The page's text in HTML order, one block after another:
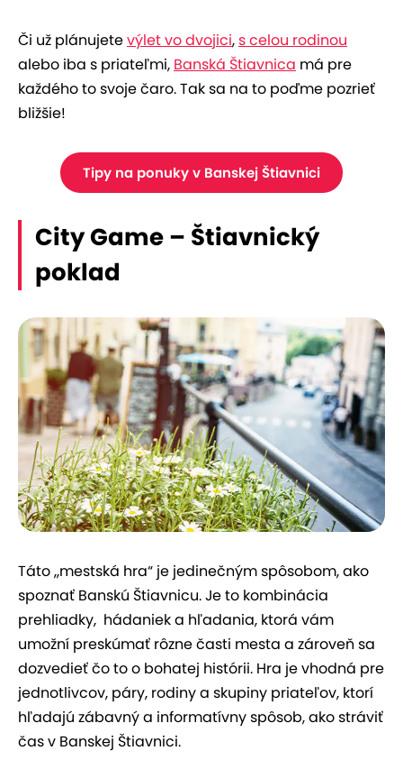
Či už plánujetevýlet vo dvojici, s celou rodinou
alebo iba s priateľmi, Banská Štiavnica má pre
každého to svoje čaro. Tak sa na to poďme pozrieť
bližšie!
Tipy na ponuky v Banskej Štiavnici
City Game – Štiavnický
poklad
Táto ,,mestská hra“ je jedinečným spôsobom, ako
spoznať Banskú Štiavnicu. Je to kombinácia
prehliadky, hádaniek a hľadania, ktorá vám
umožní preskúmať rôzne časti mesta a zároveň sa
dozvedieť čo to o bohatej histórii. Hra je vhodná pre
jednotlivcov, páry, rodiny a skupiny priateľov, ktorí
hľadajú zábavný a informatívny spôsob, ako stráviť
čas v Banskej Štiavnici.